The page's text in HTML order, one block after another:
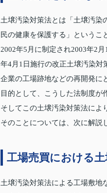
土壌汚染対策法とは「土壌汚染
民の健康を保護する」というこ
2002年5月に制定され2003年2
年4月1日施行の改正土壌汚染対
企業の工場跡地などの再開発に
目的として、こうした法制度が
そしてこの土壌汚染対策法によ
そのことについては、次に解説
工場売買における
土壌汚染対策法による工場敷地